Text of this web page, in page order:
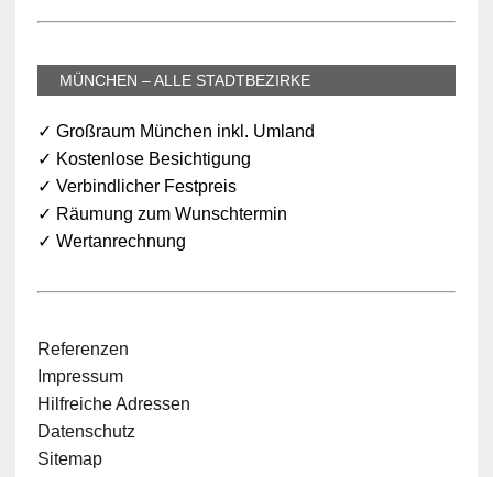
MÜNCHEN – ALLE STADTBEZIRKE
✓ Großraum München inkl. Umland
✓ Kostenlose Besichtigung
✓ Verbindlicher Festpreis
✓ Räumung zum Wunschtermin
✓ Wertanrechnung
Referenzen
Impressum
Hilfreiche Adressen
Datenschutz
Sitemap